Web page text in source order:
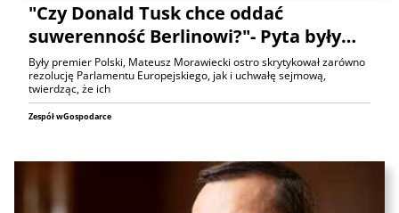
"Czy Donald Tusk chce oddać
suwerenność Berlinowi?"- Pyta były…
Były premier Polski, Mateusz Morawiecki ostro skrytykował zarówno
rezolucję Parlamentu Europejskiego, jak i uchwałę sejmową,
twierdząc, że ich
Zespół wGospodarce